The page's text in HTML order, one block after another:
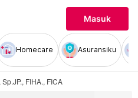
Masuk
Homecare Asuransiku
FIHA., FICA